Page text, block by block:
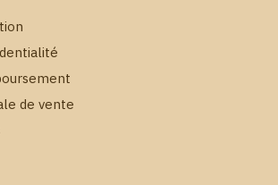
de vente